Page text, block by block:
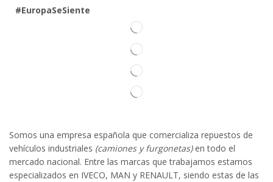
#EuropaSeSiente
Somos una empresa española que comercializa repuestos de
vehículos industriales (camiones y furgonetas)en todo el
mercado nacional. Entre las marcas que trabajamos estamos
especializados en IVECO, MAN y RENAULT, siendo estas de las